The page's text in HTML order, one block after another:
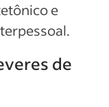
e
de